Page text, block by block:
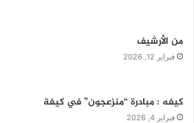
من الأرشيف
فبراير 12, 2026
كيفه : مبادرة “منزعجون” في كيفة
فبراير 4, 2026